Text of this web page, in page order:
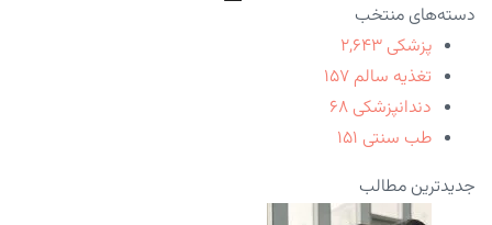
دسته‌های منتخب
پزشکی ۲,۶۴۳
تغذیه سالم ۱۵۷
دندانپزشکی ۶۸
طب سنتی ۱۵۱
جدیدترین مطالب